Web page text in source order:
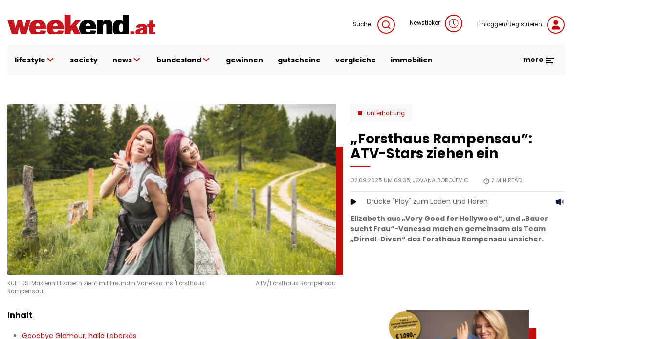
Inhalt
Suche Newsticker Einloggen/Registrieren
lifestyle society news bundesland gewinnen gutscheine vergleiche immobilien more
Kult-US-Maklerin Elizabeth zieht mit Freundin Vanessa ins "Forsthaus
Rampensau".
ATV/Forsthaus Rampensau
unterhaltung
„Forsthaus Rampensau”:
ATV-Stars ziehen ein
02.09.2025 UM 09:35, JOVANA BOROJEVIC 2 MIN READ
Drücke "Play" zum Laden und Hören
Elizabeth aus „Very Good for Hollywood“, und „Bauer
sucht Frau“-Vanessa machen gemeinsam als Team
„Dirndl-Diven“ das Forsthaus Rampensau unsicher.
Inhalt
Goodbye Glamour, hallo Leberkäs